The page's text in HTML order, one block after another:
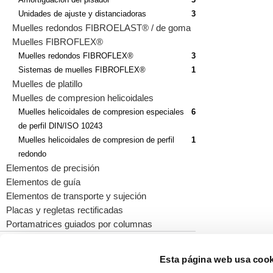
Esta página web usa
Unidades de ajuste y distanciadoras
3
Muelles redondos FIBROELAST® / de goma
Muelles FIBROFLEX®
Muelles redondos FIBROFLEX®
3
Sistemas de muelles FIBROFLEX®
1
Muelles de platillo
Muelles de compresion helicoidales
Muelles helicoidales de compresion especiales
de perfil DIN/ISO 10243
6
Muelles helicoidales de compresion de perfil
redondo
1
Elementos de precisión
Elementos de guía
Elementos de transporte y sujeción
Placas y regletas rectificadas
Portamatrices guiados por columnas